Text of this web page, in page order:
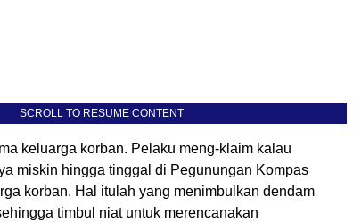
SCROLL TO RESUME CONTENT
keluarga korban. Pelaku meng-klaim kalau
miskin hingga tinggal di Pegunungan Kompas
korban. Hal itulah yang menimbulkan dendam
timbul niat untuk merencanakan